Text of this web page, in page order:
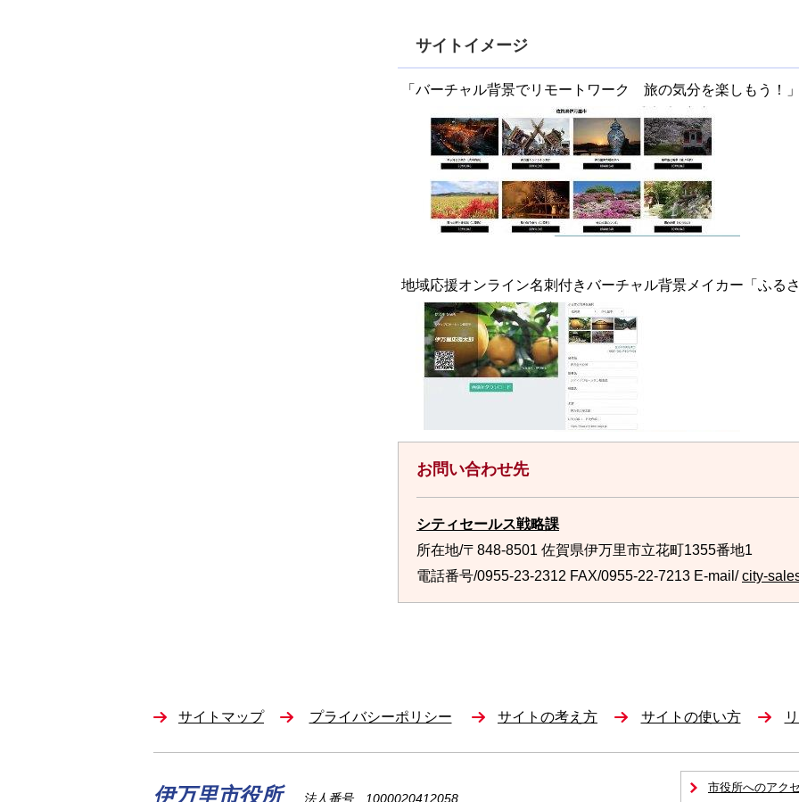
サイトイメージ
「バーチャル背景でリモートワーク 旅の気分を楽しもう！」
地域応援オンライン名刺付きバーチャル背景メイカー「ふるさ
お問い合わせ先
シティセールス戦略課
所在地/〒848-8501 佐賀県伊万里市立花町1355番地1
電話番号/0955-23-2312 FAX/0955-22-7213 E-mail/city-
サイトマップ プライバシーポリシー サイトの考え方 サイトの使い方
伊万里市役所 法人番号 1000020412058
市役所へのアク